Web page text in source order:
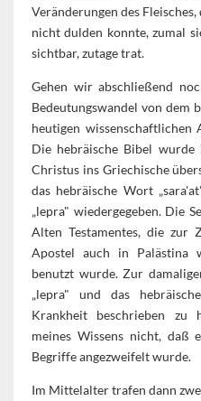
Veränderungen des
nicht dulden konnte, zumal
sichtbar, zutage trat.
Gehen wir abschließend
Bedeutungswandel von dem
heutigen wissenschaftlichen
Die hebräische Bibel
Christus ins Griechische
das hebräische Wort
„lepra" wiedergegeben. Die
Alten Testamentes, die zur
Apostel auch in
benutzt wurde. Zur
„lepra" und das
Krankheit beschrieben zu
meines Wissens nicht, daß
Begriffe angezweifelt wurde.
Im Mittelalter trafen dann